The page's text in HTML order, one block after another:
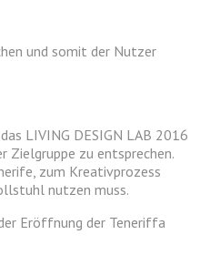
und somit der Nutzer
LIVING DESIGN LAB 2016
Zielgruppe zu entsprechen.
zum Kreativprozess
nutzen muss.
Eröffnung der Teneriffa